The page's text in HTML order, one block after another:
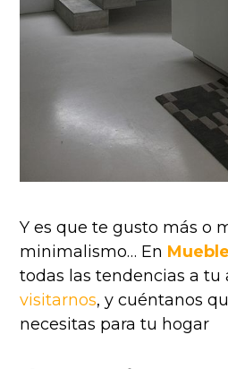
Y es que te gusto más o
minimalismo… En
todas las tendencias a tu
visitarnos, y cuéntanos
necesitas para tu hogar